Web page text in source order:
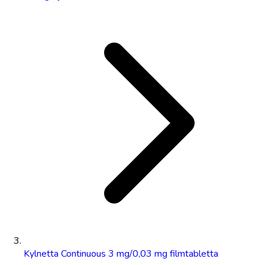
Kylnetta Continuous 3 mg/0,03 mg filmtabletta